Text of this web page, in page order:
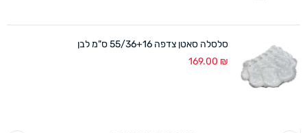
סלסלה סאטן צדפה 55/36+16 ס"מ לבן
169.00 ₪